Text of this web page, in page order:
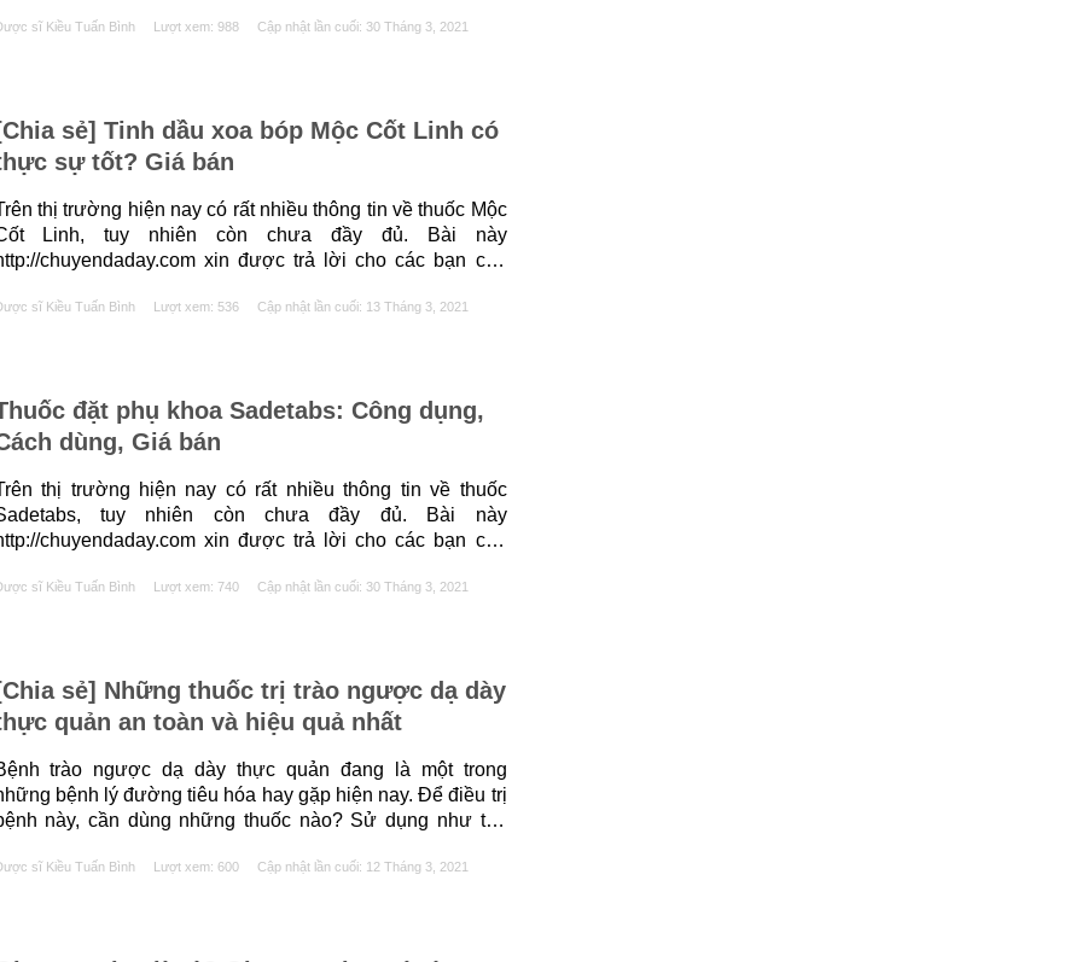
có giá bao nhiêu? Dưới đây là thông tin chi tiết.
sĩ Kiều Tuấn Bình Lượt xem: 988 Cập nhật lần cuối: 30 Tháng 3, 2021
sẻ] Tinh dầu xoa bóp Mộc Cốt Linh có
sự tốt? Giá bán
thị trường hiện nay có rất nhiều thông tin về thuốc Mộc
Linh, tuy nhiên còn chưa đầy đủ. Bài này
chuyendaday.com xin được trả lời cho các bạn câu
Cốt Linh có giá bao nhiêu? Dưới đây......
sĩ Kiều Tuấn Bình Lượt xem: 536 Cập nhật lần cuối: 13 Tháng 3, 2021
đặt phụ khoa Sadetabs: Công dụng,
dùng, Giá bán
thị trường hiện nay có rất nhiều thông tin về thuốc
tuy nhiên còn chưa đầy đủ. Bài này
chuyendaday.com xin được trả lời cho các bạn câu
có giá bao nhiêu? Dưới đây là thông tin chi tiết.
sĩ Kiều Tuấn Bình Lượt xem: 740 Cập nhật lần cuối: 30 Tháng 3, 2021
sẻ] Những thuốc trị trào ngược dạ dày
quản an toàn và hiệu quả nhất
trào ngược dạ dày thực quản đang là một trong
bệnh lý đường tiêu hóa hay gặp hiện nay. Để điều trị
này, cần dùng những thuốc nào? Sử dụng như thế
thuốc điều trị trào ngược dạ......
sĩ Kiều Tuấn Bình Lượt xem: 600 Cập nhật lần cuối: 12 Tháng 3, 2021